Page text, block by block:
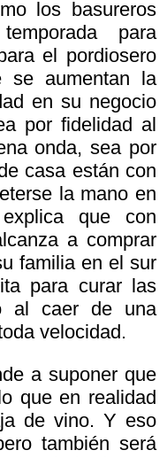
los basureros
para
el pordiosero
se aumentan la
en su negocio
por fidelidad al
onda, sea por
casa están con
la mano en
que con
a comprar
familia en el sur
para curar las
al caer de una
velocidad.
a suponer que
que en realidad
de vino. Y eso
también será